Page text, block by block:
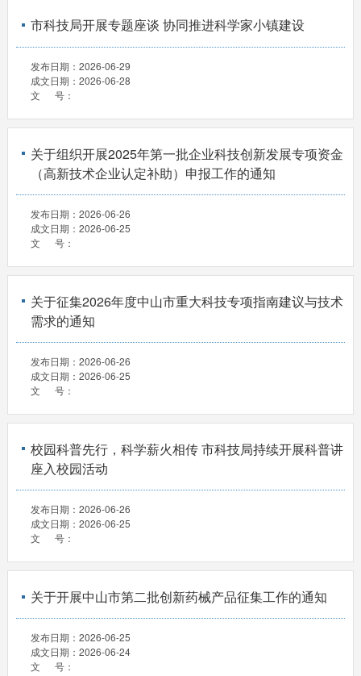
市科技局开展专题座谈 协同推进科学家小镇建设
发布日期： 2026-06-29
成文日期： 2026-06-28
文 号：
关于组织开展2025年第一批企业科技创新发展专项资金
（高新技术企业认定补助）申报工作的通知
发布日期： 2026-06-26
成文日期： 2026-06-25
文 号：
关于征集2026年度中山市重大科技专项指南建议与技术
需求的通知
发布日期： 2026-06-26
成文日期： 2026-06-25
文 号：
校园科普先行，科学薪火相传 市科技局持续开展科普讲
座入校园活动
发布日期： 2026-06-26
成文日期： 2026-06-25
文 号：
关于开展中山市第二批创新药械产品征集工作的通知
发布日期： 2026-06-25
成文日期： 2026-06-24
文 号：